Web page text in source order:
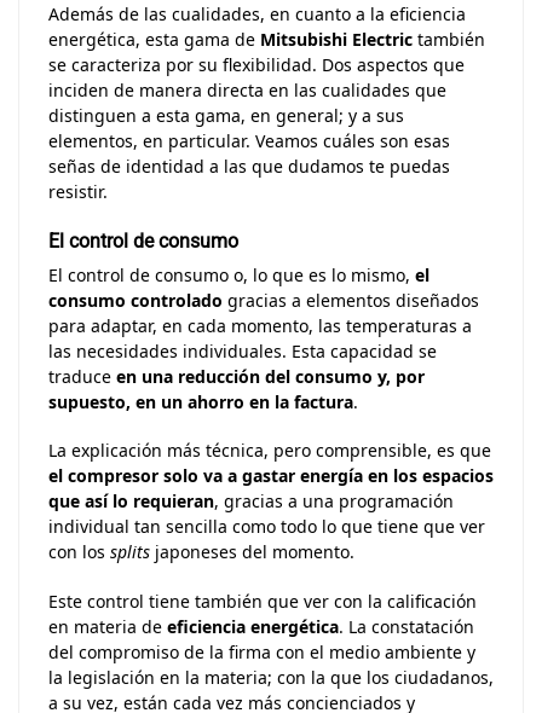
Además de las cualidades, en cuanto a la eficiencia
energética, esta gama de Mitsubishi Electric también
se caracteriza por su flexibilidad. Dos aspectos que
inciden de manera directa en las cualidades que
distinguen a esta gama, en general; y a sus
elementos, en particular. Veamos cuáles son esas
señas de identidad a las que dudamos te puedas
resistir.
El control de consumo
El control de consumo o, lo que es lo mismo, el
consumo controlado gracias a elementos diseñados
para adaptar, en cada momento, las temperaturas a
las necesidades individuales. Esta capacidad se
traduce en una reducción del consumo y, por
supuesto, en un ahorro en la factura.
La explicación más técnica, pero comprensible, es que
el compresor solo va a gastar energía en los espacios
que así lo requieran, gracias a una programación
individual tan sencilla como todo lo que tiene que ver
con los splits japoneses del momento.
Este control tiene también que ver con la calificación
en materia de eficiencia energética. La constatación
del compromiso de la firma con el medio ambiente y
la legislación en la materia; con la que los ciudadanos,
a su vez, están cada vez más concienciados y